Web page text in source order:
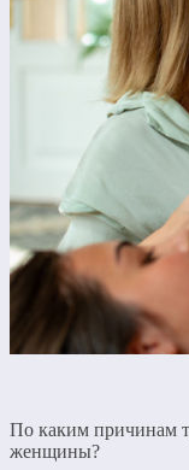
По каким причинам
женщины?